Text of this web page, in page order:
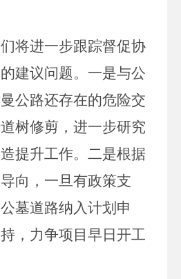
将进一步跟踪督促协
建议问题。一是与公
公路还存在的危险交
树修剪，进一步研究
提升工作。二是根据
向，一旦有政策支
墓道路纳入计划申
，力争项目早日开工